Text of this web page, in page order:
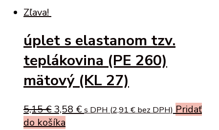
Zľava!
úplet s elastanom tzv.
teplákovina (PE 260)
mätový (KL 27)
5,15€ Original
price
3,58 €Current
s DPH (2,91 € bez DPH) Pridať
do košíka